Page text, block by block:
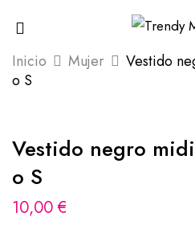
Inicio Mujer
Vestido
o S
Vestido negro
o S
10,00€